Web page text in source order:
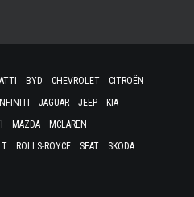
BYD CHEVROLET
CITROËN
INFINITI JAGUAR JEEP
KIA
MAZDA
MCLAREN
ROLLS-ROYCE SEAT
SKODA